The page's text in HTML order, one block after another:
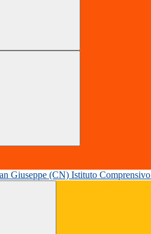
Istituto Comprensivo